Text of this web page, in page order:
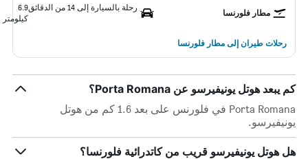
مطار فلورنسا
رحلة بالسيارة إلى 14 من الدقائق
6.9
كيلومتر
رحلات طيران إلى مطار فلورنسا
كم يبعد هوتل يونيفيرسو عن Porta Romana؟
Porta Romana في فلورنس على بعد 1.6 كم من هوتل
يونيفيرسو.
هل هوتل يونيفيرسو قريب من كاتدرائية فلورنسا؟